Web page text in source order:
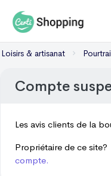
Loisirs & artisanat Pourtrait
Compte
Les avis clients de la
Propriétaire de ce site?
compte.